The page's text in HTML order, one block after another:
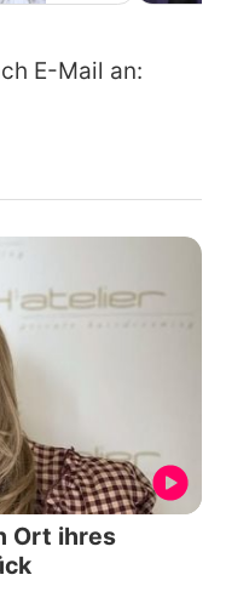
E-Mail an:
Ort ihres